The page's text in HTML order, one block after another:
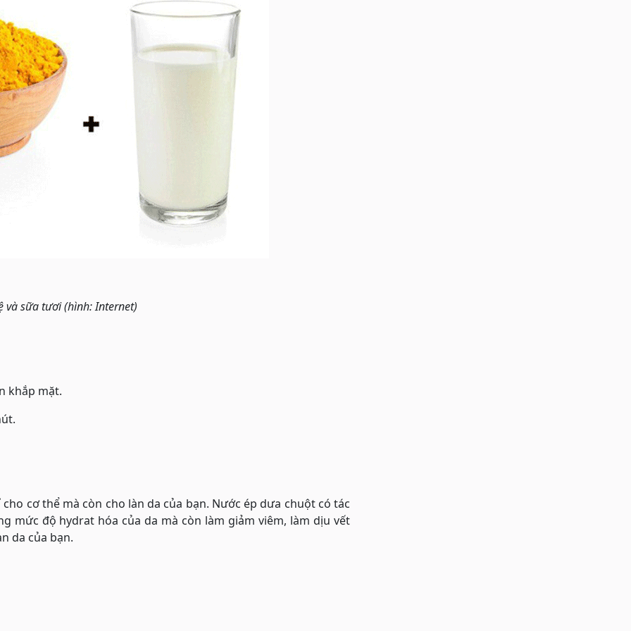
và sữa tươi (hình: Internet)
khắp mặt.
cơ thể mà còn cho làn da của bạn. Nước ép dưa chuột có tác
mức độ hydrat hóa của da mà còn làm giảm viêm, làm dịu vết
da của bạn.